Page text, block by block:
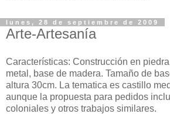
lunes, 28 de septiembre de 2009
Arte-Artesanía
Características: Construcción en
metal, base de madera. Tamaño de
altura 30cm. La tematica es castillo
aunque la propuesta para pedidos
coloniales y otros trabajos similares.